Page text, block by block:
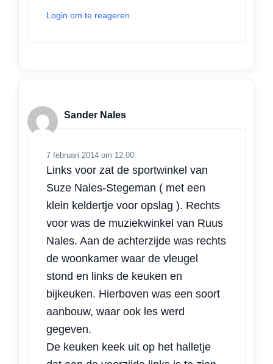
Login om te reageren
Sander Nales
7 februari 2014 om 12:00
Links voor zat de sportwinkel van
Suze Nales-Stegeman ( met een
klein keldertje voor opslag ). Rechts
voor was de muziekwinkel van Ruus
Nales. Aan de achterzijde was rechts
de woonkamer waar de vleugel
stond en links de keuken en
bijkeuken. Hierboven was een soort
aanbouw, waar ook les werd
gegeven.
De keuken keek uit op het halletje